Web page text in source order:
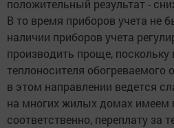
положительный результат -
В то время приборов учета не
наличии приборов учета
производить проще,
теплоносителя обогреваемого
в этом направлении ведется
на многих жилых домах имеем
соответственно, переплату за